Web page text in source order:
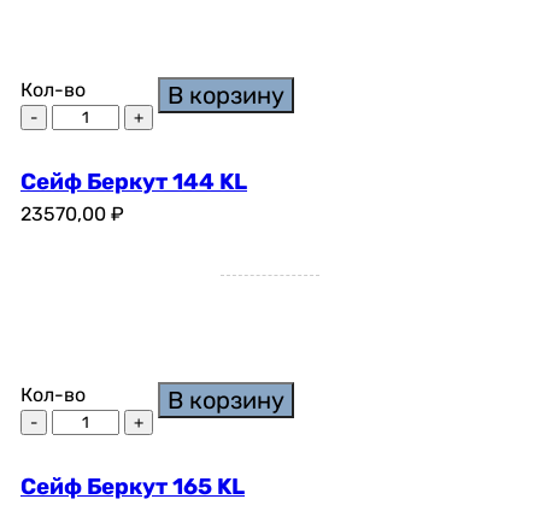
Кол-во В корзину
Сейф Беркут 144 KL
23570,00 ₽
Кол-во В корзину
Сейф Беркут 165 KL